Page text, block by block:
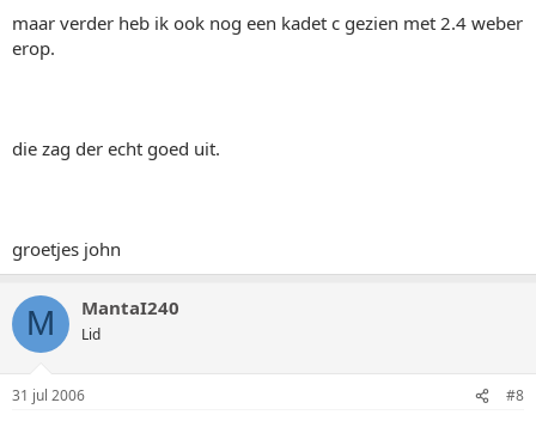
maar verder heb ik ook nog een kadet c gezien met 2.4 weber
erop.
die zag der echt goed uit.
groetjes john
M MantaI240
Lid
31 jul 2006 #8